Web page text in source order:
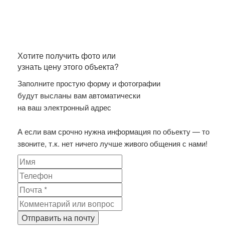
Хотите получить фото или
узнать цену этого объекта?
Заполните простую форму и фотографии
будут высланы вам автоматически
на ваш электронный адрес
А если вам срочно нужна информация по обьекту — то
звоните, т.к. нет ничего лучше живого общения с нами!
Отправить на почту